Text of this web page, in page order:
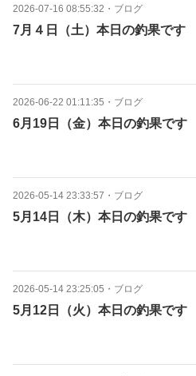
2026-07-16 08:55:32 ・ ブログ
7月４日（土）本日の釣果です
2026-06-22 01:11:35 ・ ブログ
6月19日（金）本日の釣果です
2026-05-14 23:33:57 ・ ブログ
5月14日（木）本日の釣果です
2026-05-14 23:25:05 ・ ブログ
5月12日（火）本日の釣果です